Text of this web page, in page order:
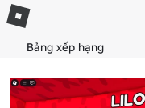
Bảng xếp hạng